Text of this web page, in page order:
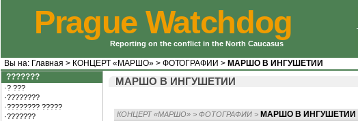
Prague Watchdog
Reporting on the conflict in the North Caucasus
Вы на: Главная > КОНЦЕРТ «МАРШО» > ФОТОГРАФИИ > МАРШО В ИНГУШЕТИИ
???????
·? ???
·????????
·???????? ?????
·???????
МАРШО В ИНГУШЕТИИ
КОНЦЕРТ «МАРШО» > ФОТОГРАФИИ > МАРШО В ИНГУШЕТИИ